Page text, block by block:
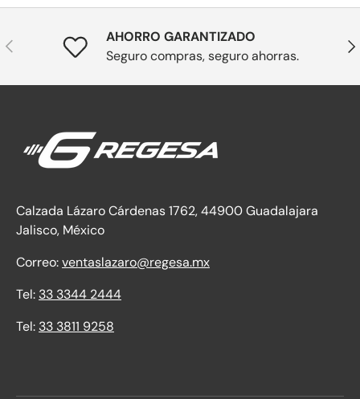
Anterior
AHORRO GARANTIZADO
Seguro compras, seguro ahorras.
Calzada Lázaro Cárdenas 1762, 44900 Guadalajara
Jalisco, México
Correo:ventaslazaro@regesa.mx
Tel: 33 3344 2444
Tel: 33 3811 9258